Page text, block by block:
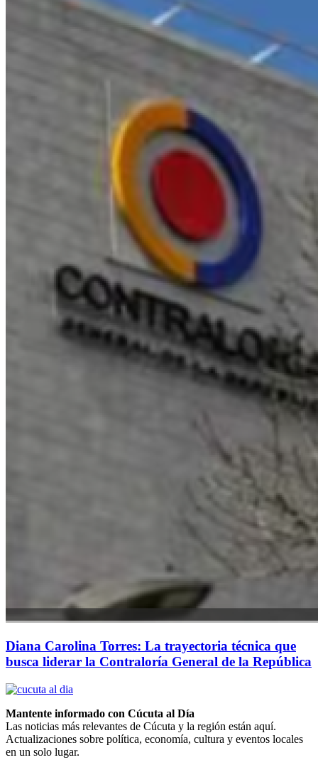
Diana Carolina Torres: La trayectoria técnica que
busca liderar la Contraloría General de la República
Mantente informado con Cúcuta al Día
Las noticias más relevantes de Cúcuta y la región están aquí.
Actualizaciones sobre política, economía, cultura y eventos locales
en un solo lugar.